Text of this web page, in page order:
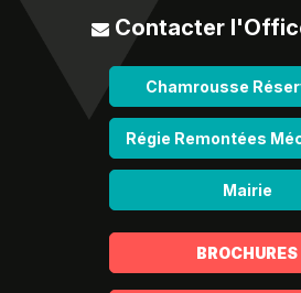
Contacter
Chamrousse
Régie Remontées
Mairie
BROCHURES